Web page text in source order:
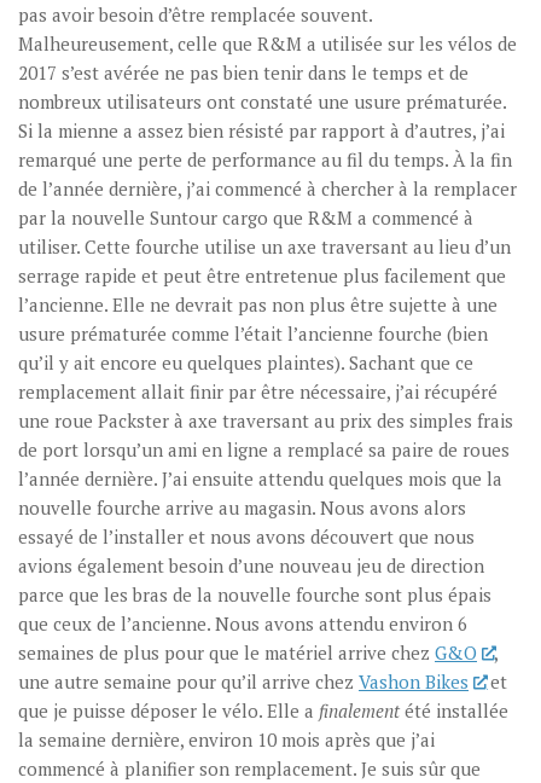
pas avoir besoin d’être remplacée souvent.
Malheureusement, celle que R&M a utilisée sur les vélos de
2017 s’est avérée ne pas bien tenir dans le temps et de
nombreux utilisateurs ont constaté une usure prématurée.
Si la mienne a assez bien résisté par rapport à d’autres, j’ai
remarqué une perte de performance au fil du temps. À la fin
de l’année dernière, j’ai commencé à chercher à la remplacer
par la nouvelle Suntour cargo que R&M a commencé à
utiliser. Cette fourche utilise un axe traversant au lieu d’un
serrage rapide et peut être entretenue plus facilement que
l’ancienne. Elle ne devrait pas non plus être sujette à une
usure prématurée comme l’était l’ancienne fourche (bien
qu’il y ait encore eu quelques plaintes). Sachant que ce
remplacement allait finir par être nécessaire, j’ai récupéré
une roue Packster à axe traversant au prix des simples frais
de port lorsqu’un ami en ligne a remplacé sa paire de roues
l’année dernière. J’ai ensuite attendu quelques mois que la
nouvelle fourche arrive au magasin. Nous avons alors
essayé de l’installer et nous avons découvert que nous
avions également besoin d’une nouveau jeu de direction
parce que les bras de la nouvelle fourche sont plus épais
que ceux de l’ancienne. Nous avons attendu environ 6
semaines de plus pour que le matériel arrive chez G&O
,
une autre semaine pour qu’il arrive chez Vashon Bikes
et
que je puisse déposer le vélo. Elle a finalement été installée
la semaine dernière, environ 10 mois après que j’ai
commencé à planifier son remplacement. Je suis sûr que